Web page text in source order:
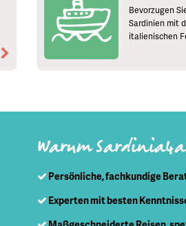
Bevorzugen
Sardinien mit
italienischen
Warum
Persönliche, fachkundige
Experten mit besten